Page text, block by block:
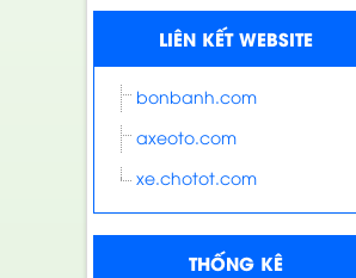
LIÊN KẾT WEBSITE
bonbanh.com
axeoto.com
xe.chotot.com
THỐNG KÊ